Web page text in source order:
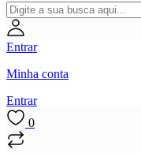
Entrar
Minha conta
Entrar
0